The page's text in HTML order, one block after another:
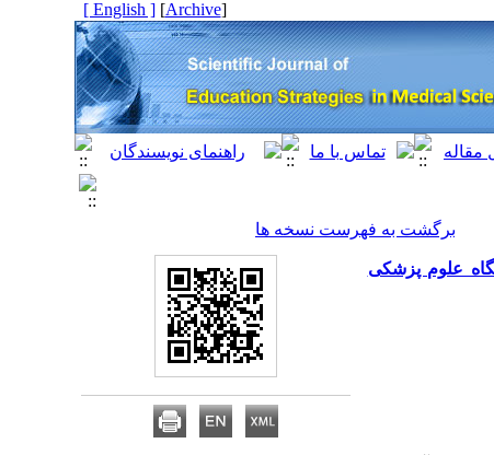
[
Archive
]
[ English ]
برگشت به فهرست نسخه ها
علوم پزشکی